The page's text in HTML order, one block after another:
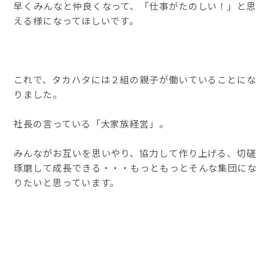
早くみんなと仲良くなって、「仕事がたのしい！」と思
える様になってほしいです。
これで、タカハタには２組の親子が働いていることにな
りました。
社長の言っている「大家族経営」。
みんながお互いを思いやり、協力して作り上げる、切磋
琢磨して成長できる・・・もっともっとそんな集団にな
りたいと思っています。